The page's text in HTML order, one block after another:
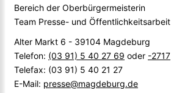
Bereich der Oberbürgermeisterin
Team Presse- und Öffentlichkeitsarbeit
Alter Markt 6 - 39104 Magdeburg
Telefon: (03 91) 5 40 27 69 oder -2717
Telefax: (03 91) 5 40 21 27
E-Mail: presse@magdeburg.de